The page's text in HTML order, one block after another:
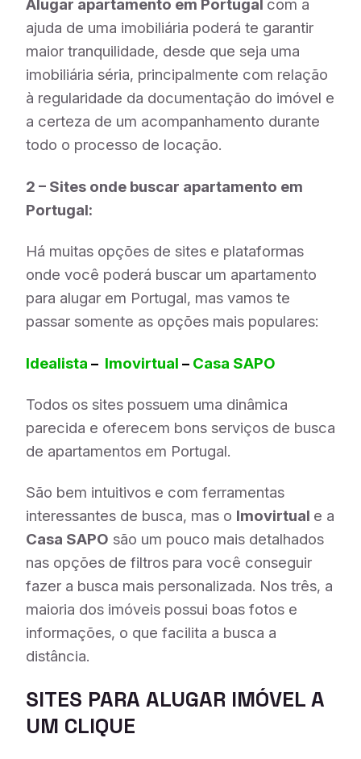
Alugar apartamento em Portugal com a
ajuda de uma imobiliária poderá te garantir
maior tranquilidade, desde que seja uma
imobiliária séria, principalmente com relação
à regularidade da documentação do imóvel e
a certeza de um acompanhamento durante
todo o processo de locação.
2 – Sites onde buscar apartamento em
Portugal:
Há muitas opções de sites e plataformas
onde você poderá buscar um apartamento
para alugar em Portugal, mas vamos te
passar somente as opções mais populares:
Idealista – Imovirtual – Casa SAPO
Todos os sites possuem uma dinâmica
parecida e oferecem bons serviços de busca
de apartamentos em Portugal.
São bem intuitivos e com ferramentas
interessantes de busca, mas o Imovirtual e a
Casa SAPO são um pouco mais detalhados
nas opções de filtros para você conseguir
fazer a busca mais personalizada. Nos três, a
maioria dos imóveis possui boas fotos e
informações, o que facilita a busca a
distância.
SITES PARA ALUGAR IMÓVEL A
UM CLIQUE